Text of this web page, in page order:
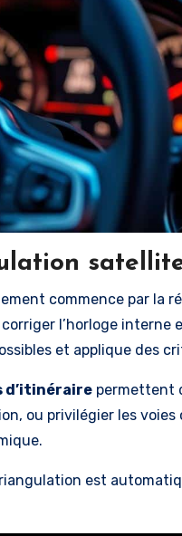
commence par la
l’horloge interne
et applique des
d’itinéraire permettent
ou privilégier les
est